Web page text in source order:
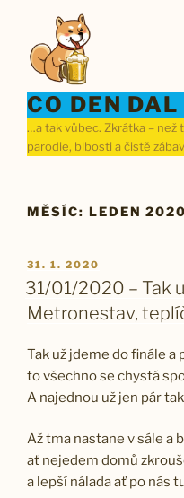
obsahu
webu
CO DEN DAL
…a tak vůbec. Zkrátka – než
parodie, blbosti a čistě
MĚSÍC: LEDEN 2020
PUBLIKOVÁNO
31. 1. 2020
31/01/2020 – Tak
Metronestav,
Tak už jdeme do finále a
to všechno se chystá
A najednou už jen pár
Až tma nastane v sále a
ať nejedem domů
a lepší nálada ať po nás